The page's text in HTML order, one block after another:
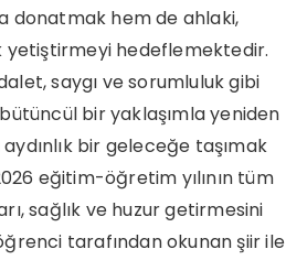
donatmak hem de ahlaki,
yetiştirmeyi hedeflemektedir.
saygı ve sorumluluk gibi
bir yaklaşımla yeniden
bir geleceğe taşımak
eğitim-öğretim yılının tüm
sağlık ve huzur getirmesini
tarafından okunan şiir ile